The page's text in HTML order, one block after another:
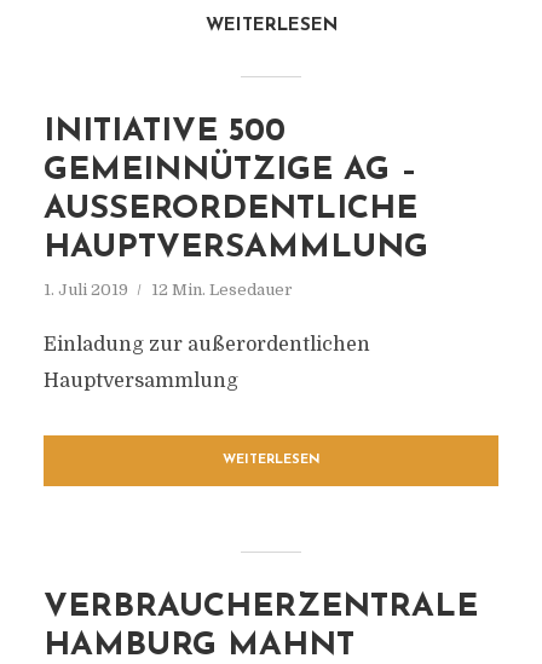
WEITERLESEN
INITIATIVE 500
GEMEINNÜTZIGE AG –
AUSSERORDENTLICHE H
AUPTVERSAMMLUNG
1. Juli 2019 12 Min. Lesedauer
Einladung zur außerordentlichen
Hauptversammlung
WEITERLESEN
VERBRAUCHERZENTRALE
HAMBURG MAHNT